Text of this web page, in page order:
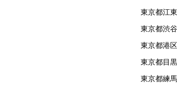
東京都江
東京都渋
東京都港区
東京都目
東京都練